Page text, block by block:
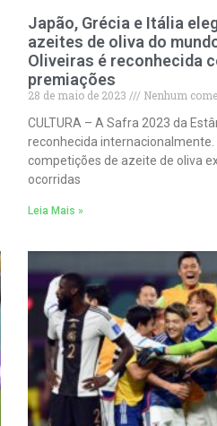
Japão, Grécia e Itália
azeites de oliva do
Oliveiras é reconhecida
premiações
28 de maio de 2023
Nenhum
CULTURA – A Safra 2023 da
reconhecida
competições de azeite de oliva
ocorridas
Leia Mais »